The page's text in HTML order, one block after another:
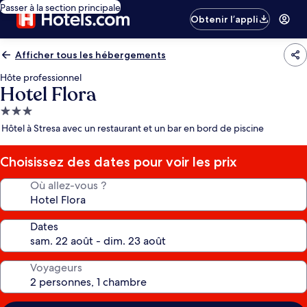
Passer à la section principale
Obtenir l’appli
Afficher tous les hébergements
Hôte professionnel
Hotel Flora
Hébergement
3.0 étoiles
Hôtel à Stresa avec un restaurant et un bar en bord de piscine
Choisissez des dates pour voir les prix
Où allez-vous ?
Dates
Voyageurs